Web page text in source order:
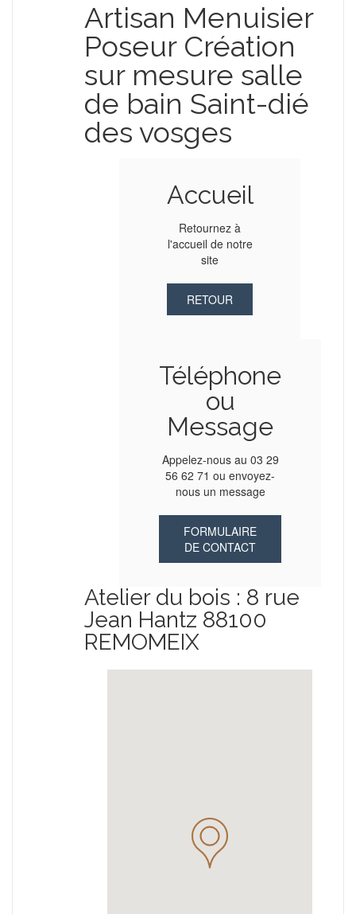
Artisan Menuisier
Poseur Création
sur mesure salle
de bain Saint-dié
des vosges
Accueil
Retournez à
l'accueil de notre
site
RETOUR
Téléphone
ou
Message
Appelez-nous au 03 29
56 62 71 ou envoyez-
nous un message
FORMULAIRE
DE CONTACT
Atelier du bois : 8 rue
Jean Hantz 88100
REMOMEIX